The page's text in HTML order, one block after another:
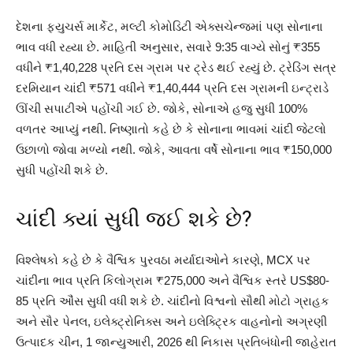
દેશના ફ્યુચર્સ માર્કેટ, મલ્ટી કોમોડિટી એક્સચેન્જમાં પણ સોનાના
ભાવ વધી રહ્યા છે. માહિતી અનુસાર, સવારે 9:35 વાગ્યે સોનું ₹355
વધીને ₹1,40,228 પ્રતિ દસ ગ્રામ પર ટ્રેડ થઈ રહ્યું છે. ટ્રેડિંગ સત્ર
દરમિયાન ચાંદી ₹571 વધીને ₹1,40,444 પ્રતિ દસ ગ્રામની ઇન્ટ્રાડે
ઊંચી સપાટીએ પહોંચી ગઈ છે. જોકે, સોનાએ હજુ સુધી 100%
વળતર આપ્યું નથી. નિષ્ણાતો કહે છે કે સોનાના ભાવમાં ચાંદી જેટલો
ઉછાળો જોવા મળ્યો નથી. જોકે, આવતા વર્ષે સોનાના ભાવ ₹150,000
સુધી પહોંચી શકે છે.
ચાંદી ક્યાં સુધી જઈ શકે છે?
વિશ્લેષકો કહે છે કે વૈશ્વિક પુરવઠા મર્યાદાઓને કારણે, MCX પર
ચાંદીના ભાવ પ્રતિ કિલોગ્રામ ₹275,000 અને વૈશ્વિક સ્તરે US$80-
85 પ્રતિ ઔંસ સુધી વધી શકે છે. ચાંદીનો વિશ્વનો સૌથી મોટો ગ્રાહક
અને સૌર પેનલ, ઇલેક્ટ્રોનિક્સ અને ઇલેક્ટ્રિક વાહનોનો અગ્રણી
ઉત્પાદક ચીન, 1 જાન્યુઆરી, 2026 થી નિકાસ પ્રતિબંધોની જાહેરાત